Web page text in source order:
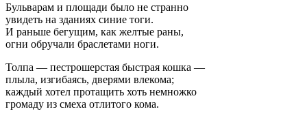
Бульварам и площади было не странно
увидеть на зданиях синие тоги.
И раньше бегущим, как желтые раны,
огни обручали браслетами ноги.
Толпа — пестрошерстая быстрая кошка —
плыла, изгибаясь, дверями влекома;
каждый хотел протащить хоть немножко
громаду из смеха отлитого кома.